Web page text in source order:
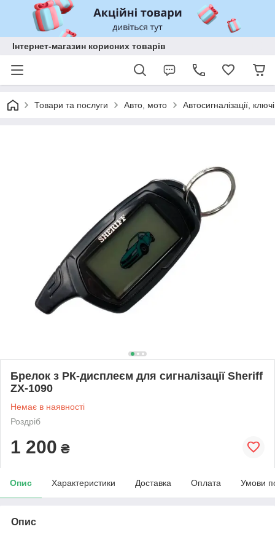
Інтернет-магазин корисних товарів
Товари та послуги Авто, мото Автосигналізації, ключі
Брелок з РК-дисплеєм для сигналізації Sheriff
ZX-1090
Немає в наявності
Роздріб
1 200 ₴
Опис Характеристики Доставка Оплата Умови
Опис